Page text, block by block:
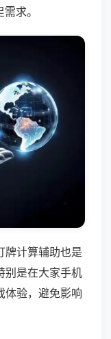
求。
牌计算辅助也是
别是在大家手机
体验，避免影响